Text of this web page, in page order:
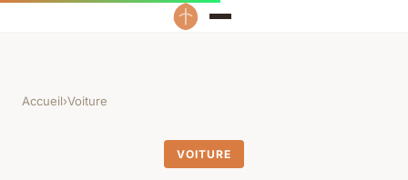
Accueil›Voiture
VOITURE